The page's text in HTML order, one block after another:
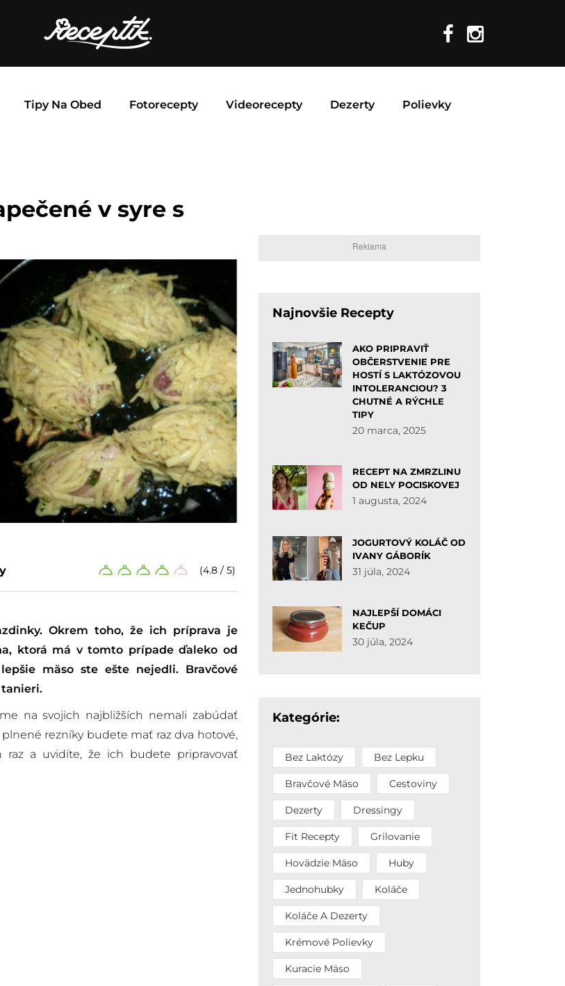
Tipy Na Obed Fotorecepty Videorecepty Dezerty Polievky
v syre s
(4.8 / 5)
Okrem toho, že ich príprava je
ktorá má v tomto prípade ďaleko od
mäso ste ešte nejedli. Bravčové
na svojich najbližších nemali zabúdať
rezníky budete mať raz dva hotové,
a uvidíte, že ich budete pripravovať
Reklama
Najnovšie Recepty
AKO PRIPRAVIŤ
OBČERSTVENIE PRE
HOSTÍ S LAKTÓZOVOU
INTOLERANCIOU? 3
CHUTNÉ A RÝCHLE
TIPY
20 marca, 2025
RECEPT NA ZMRZLINU
OD NELY POCISKOVEJ
1 augusta, 2024
JOGURTOVÝ KOLÁČ OD
IVANY GÁBORÍK
31 júla, 2024
NAJLEPŠÍ DOMÁCI
KEČUP
30 júla, 2024
Kategórie:
Bez Laktózy Bez Lepku
Bravčové Mäso Cestoviny
Dezerty Dressingy
Fit Recepty Grilovanie
Hovädzie Mäso Huby
Jednohubky Koláče
Koláče A Dezerty
Krémové Polievky
Kuracie Mäso